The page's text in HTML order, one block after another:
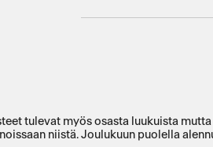
tulevat myös osasta luukuista
niistä. Joulukuun puolella